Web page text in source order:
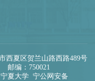
夏区贺兰山路西路489号
邮编：750021
夏大学 宁公网安备